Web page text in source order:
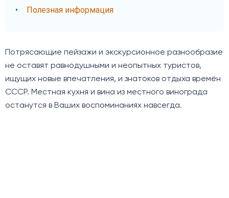
Полезная информация
Потрясающие пейзажи и экскурсионное разнообразие
не оставят равнодушными и неопытных туристов,
ищущих новые впечатления, и знатоков отдыха времён
СССР. Местная кухня и вина из местного винограда
останутся в Ваших воспоминаниях навсегда.